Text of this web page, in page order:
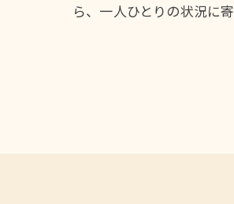
ら、一人ひとりの状況に